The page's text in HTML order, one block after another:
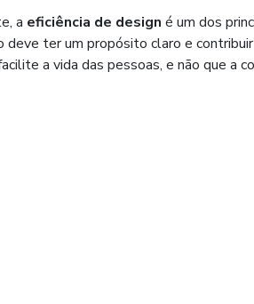
a eficiência de design é um dos
deve ter um propósito claro e
a vida das pessoas, e não que a